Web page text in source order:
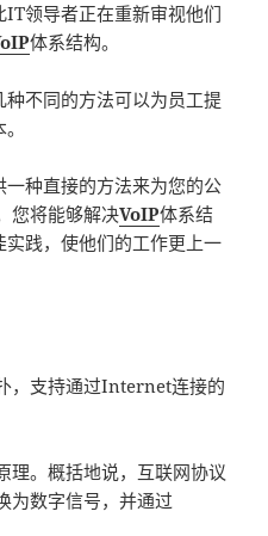
领导者正在重新审视他们
体系结构。
不同的方法可以为员工提
种直接的方法来为您的公
您将能够解决VoIP体系结
践，使他们的工作更上一
，支持通过Internet连接的
理。概括地说，互联网协议
为数字信号，并通过